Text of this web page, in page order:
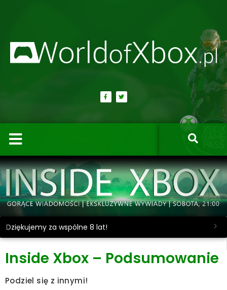
Dziękujemy za wspólne 8 lat!
Inside Xbox – Podsumowanie
Podziel się z innymi!